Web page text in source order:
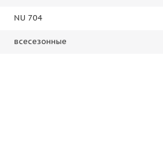
NU 704
всесезонные